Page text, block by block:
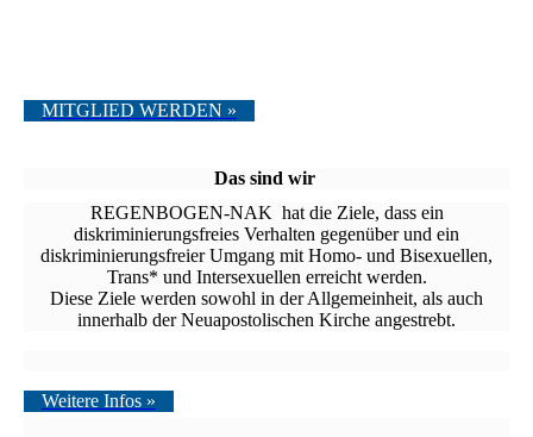
MITGLIED WERDEN »
Das sind wir
REGENBOGEN-NAK hat die Ziele, dass ein
diskriminierungs­freies Verhalten gegenüber und ein
diskriminierungsfreier Umgang mit Homo- und Bi­sexuellen,
Trans* und Intersexuellen erreicht werden.
Diese Ziele werden sowohl in der Allgemeinheit, als auch
innerhalb der Neuapostolischen Kirche angestrebt.
Weitere Infos »